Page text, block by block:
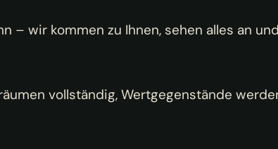
– wir kommen zu Ihnen, sehen alles an
vollständig, Wertgegenstände